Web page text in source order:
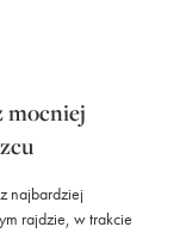
mocniej
najbardziej
rajdzie, w trakcie